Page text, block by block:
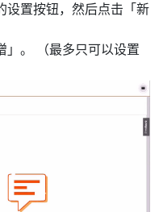
设置按钮，然后点击「新
」。 （最多只可以设置